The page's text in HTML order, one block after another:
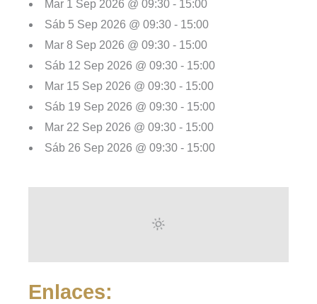
Mar 1 Sep 2026 @ 09:30 - 15:00
Sáb 5 Sep 2026 @ 09:30 - 15:00
Mar 8 Sep 2026 @ 09:30 - 15:00
Sáb 12 Sep 2026 @ 09:30 - 15:00
Mar 15 Sep 2026 @ 09:30 - 15:00
Sáb 19 Sep 2026 @ 09:30 - 15:00
Mar 22 Sep 2026 @ 09:30 - 15:00
Sáb 26 Sep 2026 @ 09:30 - 15:00
Enlaces: